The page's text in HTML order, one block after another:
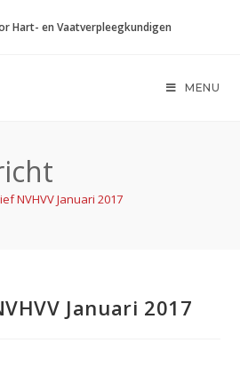
Hart- en Vaatverpleegkundigen
MENU
NVHVV Januari 2017
Januari 2017